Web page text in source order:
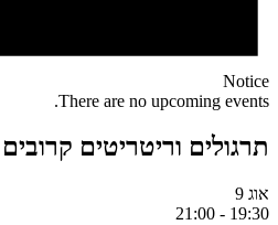
Notice
There are no upcoming events.
תרגולים וריטריטים קרובים
אוג 9
19:30
-
21:00